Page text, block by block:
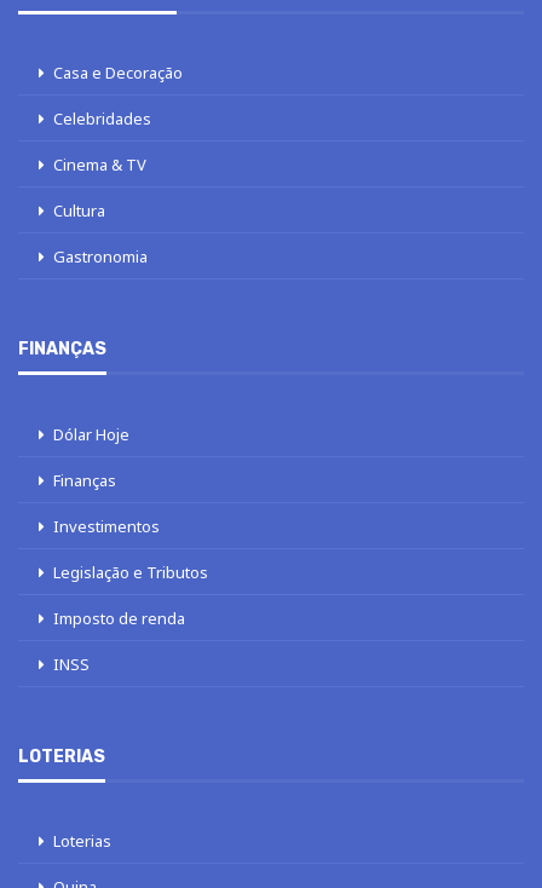
Casa e Decoração
Celebridades
Cinema & TV
Cultura
Gastronomia
FINANÇAS
Dólar Hoje
Finanças
Investimentos
Legislação e Tributos
Imposto de renda
INSS
LOTERIAS
Loterias